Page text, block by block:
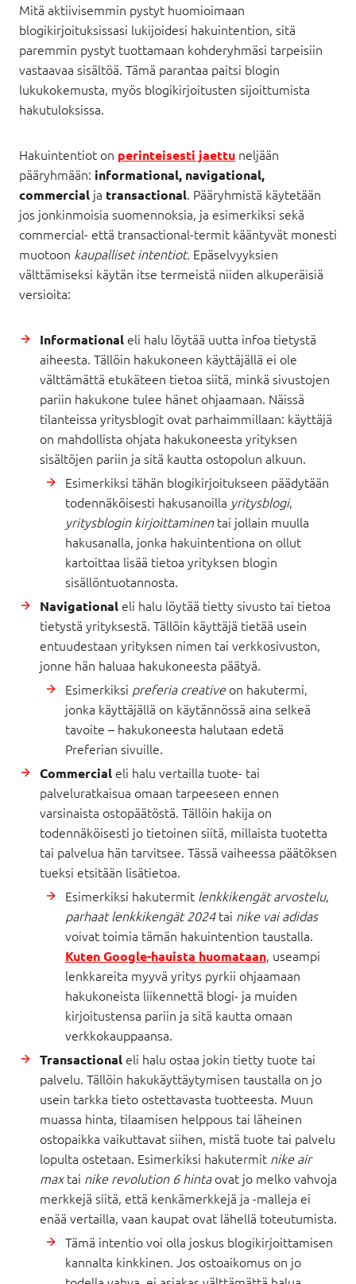
Mitä aktiivisemmin pystyt huomioimaan
blogikirjoituksissasi lukijoidesi hakuintention, sitä
paremmin pystyt tuottamaan kohderyhmäsi tarpeisiin
vastaavaa sisältöä. Tämä parantaa paitsi blogin
lukukokemusta, myös blogikirjoitusten sijoittumista
hakutuloksissa.
Hakuintentiot on perinteisesti jaettu neljään
pääryhmään: informational, navigational,
commercial ja transactional. Pääryhmistä käytetään
jos jonkinmoisia suomennoksia, ja esimerkiksi sekä
commercial- että transactional-termit kääntyvät monesti
muotoon kaupalliset intentiot. Epäselvyyksien
välttämiseksi käytän itse termeistä niiden alkuperäisiä
versioita:
Informational eli halu löytää uutta infoa tietystä
aiheesta. Tällöin hakukoneen käyttäjällä ei ole
välttämättä etukäteen tietoa siitä, minkä sivustojen
pariin hakukone tulee hänet ohjaamaan. Näissä
tilanteissa yritysblogit ovat parhaimmillaan: käyttäjä
on mahdollista ohjata hakukoneesta yrityksen
sisältöjen pariin ja sitä kautta ostopolun alkuun.
Esimerkiksi tähän blogikirjoitukseen päädytään
todennäköisesti hakusanoilla yritysblogi,
yritysblogin kirjoittaminentai jollain muulla
hakusanalla, jonka hakuintentiona on ollut
kartoittaa lisää tietoa yrityksen blogin
sisällöntuotannosta.
Navigational eli halu löytää tietty sivusto tai tietoa
tietystä yrityksestä. Tällöin käyttäjä tietää usein
entuudestaan yrityksen nimen tai verkkosivuston,
jonne hän haluaa hakukoneesta päätyä.
Esimerkiksi preferia creativeon hakutermi,
jonka käyttäjällä on käytännössä aina selkeä
tavoite – hakukoneesta halutaan edetä
Preferian sivuille.
Commercial eli halu vertailla tuote- tai
palveluratkaisua omaan tarpeeseen ennen
varsinaista ostopäätöstä. Tällöin hakija on
todennäköisesti jo tietoinen siitä, millaista tuotetta
tai palvelua hän tarvitsee. Tässä vaiheessa päätöksen
tueksi etsitään lisätietoa.
Esimerkiksi hakutermit lenkkikengät arvostelu,
parhaat lenkkikengät 2024tai nike vai adidas
voivat toimia tämän hakuintention taustalla.
Kuten Google-hauista huomataan, useampi
lenkkareita myyvä yritys pyrkii ohjaamaan
hakukoneista liikennettä blogi- ja muiden
kirjoitustensa pariin ja sitä kautta omaan
verkkokauppaansa.
Transactional eli halu ostaa jokin tietty tuote tai
palvelu. Tällöin hakukäyttäytymisen taustalla on jo
usein tarkka tieto ostettavasta tuotteesta. Muun
muassa hinta, tilaamisen helppous tai läheinen
ostopaikka vaikuttavat siihen, mistä tuote tai palvelu
lopulta ostetaan. Esimerkiksi hakutermit nike air
maxtai nike revolution 6 hintaovat jo melko vahvoja
merkkejä siitä, että kenkämerkkejä ja -malleja ei
enää vertailla, vaan kaupat ovat lähellä toteutumista.
Tämä intentio voi olla joskus blogikirjoittamisen
kannalta kinkkinen. Jos ostoaikomus on jo